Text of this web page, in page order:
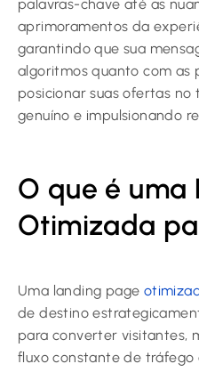
palavras-chave até as
aprimoramentos da
garantindo que sua
algoritmos quanto com as
posicionar suas ofertas
genuíno e impulsionando
O que é uma
Otimizada
Uma landing page
de destino
para converter visitantes,
fluxo constante de tráfego